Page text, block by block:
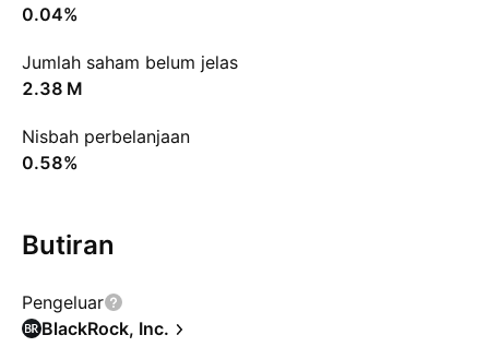
0.04%
Jumlah saham belum jelas
‪2.38 M‬
Nisbah perbelanjaan
0.58%
Butiran
Pengeluar
BlackRock, Inc.